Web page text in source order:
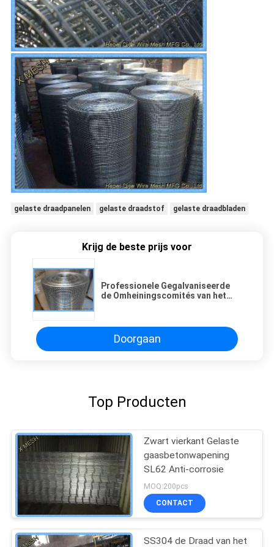
gelaste draadpanelen gelaste draadstof gelaste draadbladen
Krijg de beste prijs voor
Professionele Gegalvaniseerde
de Omheiningscomités van het
Doorgaan
Top Producten
Zwart vierkant Gelaste
gaasbetonwapening
SL62 Anti-corrosie
MOQ:200pcs
CONTACT
SS304 de Draad van het